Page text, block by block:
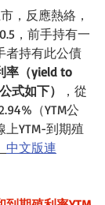
，反應熱絡，
，前手持有一
者持有此公債
率（yield to
式如下）
，從
（YTM公
YTM-到期殖
中文版連